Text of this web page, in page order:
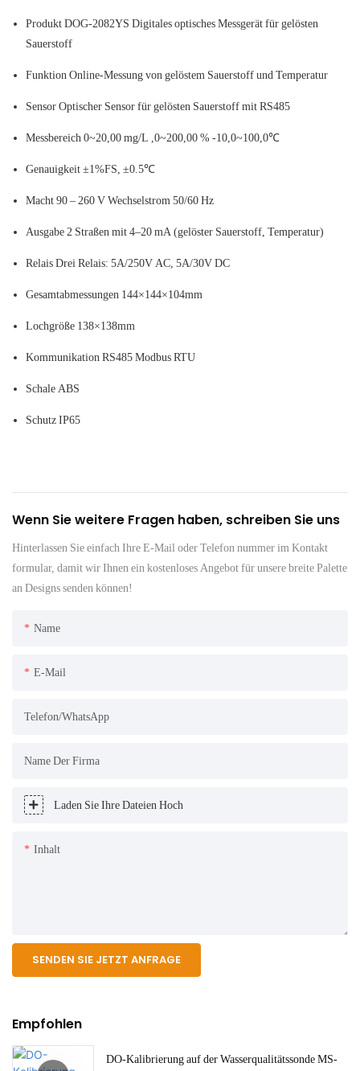
ProduktDOG-2082YS Digitales optisches Messgerät für gelösten
Sauerstoff
FunktionOnline-Messung von gelöstem Sauerstoff und Temperatur
SensorOptischer Sensor für gelösten Sauerstoff mit RS485
Messbereich0~20,00 mg/L ,0~200,00 % -10,0~100,0℃
Genauigkeit±1%FS, ±0.5℃
Macht90 – 260 V Wechselstrom 50/60 Hz
Ausgabe2 Straßen mit 4–20 mA (gelöster Sauerstoff, Temperatur)
RelaisDrei Relais: 5A/250V AC, 5A/30V DC
Gesamtabmessungen 144×144×104mm
Lochgröße 138×138mm
KommunikationRS485 Modbus RTU
SchaleABS
SchutzIP65
Wenn Sie weitere Fragen haben, schreiben Sie uns
Hinterlassen Sie einfach Ihre E-Mail oder Telefon nummer im Kontakt
formular, damit wir Ihnen ein kostenloses Angebot für unsere breite Palette
an Designs senden können!
Name
E-Mail
Telefon/WhatsApp
Name Der Firma
Laden Sie Ihre Dateien Hoch
Inhalt
SENDEN SIE JETZT ANFRAGE
Empfohlen
DO-Kalibrierung auf der Wasserqualitätssonde MS-